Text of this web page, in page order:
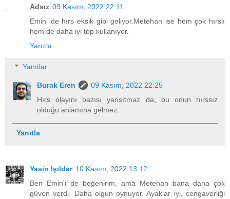
Adsız 09 Kasım, 2022 22:11
Emin 'de hırs eksik gibi geliyor.Metehan ise hem çok hırslı
hem de daha iyi top kullanıyor.
Yanıtla
Yanıtlar
Burak Eren
09 Kasım, 2022 22:25
Hırs olayını bazısı yansıtmaz da, bu onun hırssız
olduğu anlamına gelmez.
Yanıtla
Yasin Işıldar 10 Kasım, 2022 13:12
Ben Emin'i de beğenirim, ama Metehan bana daha çok
güven verdi. Daha olgun oynuyor. Ayaklar iyi, cengaverliği